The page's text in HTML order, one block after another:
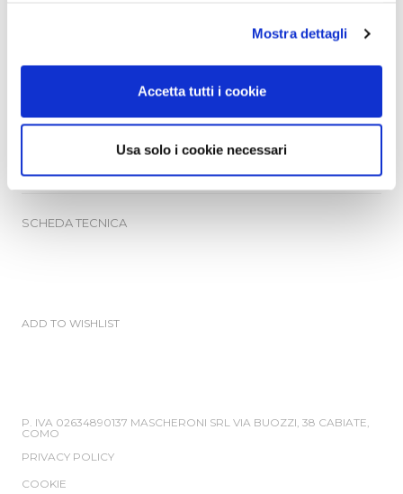
Mostra dettagli
Accetta tutti i cookie
Usa solo i cookie necessari
System”. Ogni prodotto Mascheroni, completamente
“Mascheroni srl made in Italy” che ne certifica
SCHEDA TECNICA
ADD TO WISHLIST
P. IVA 02634890137 MASCHERONI SRL VIA BUOZZI, 38 CABIATE,
COMO
PRIVACY POLICY
COOKIE